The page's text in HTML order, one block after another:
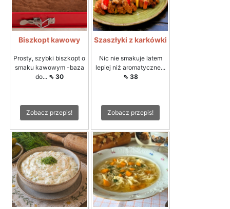
Biszkopt kawowy
Prosty, szybki biszkopt o
smaku kawowym -baza
do... ⇖ 30
Zobacz przepis!
Szaszłyki z karkówki
Nic nie smakuje latem
lepiej niż aromatyczne...
⇖ 38
Zobacz przepis!